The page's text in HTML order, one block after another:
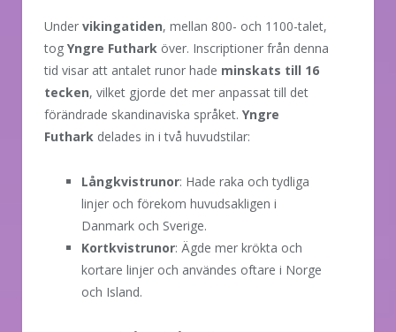
Under vikingatiden, mellan 800- och 1100-talet,
tog Yngre Futhark över. Inscriptioner från denna
tid visar att antalet runor hade minskats till 16
tecken, vilket gjorde det mer anpassat till det
förändrade skandinaviska språket. Yngre
Futhark delades in i två huvudstilar:
Långkvistrunor: Hade raka och tydliga
linjer och förekom huvudsakligen i
Danmark och Sverige.
Kortkvistrunor: Ägde mer krökta och
kortare linjer och användes oftare i Norge
och Island.